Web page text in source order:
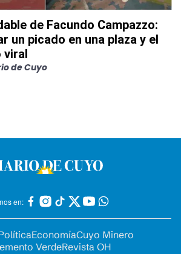
de Facundo Campazzo:
un picado en una plaza y el
viral
de Cuyo
en:
EconomíaCuyo Minero
VerdeRevista OH